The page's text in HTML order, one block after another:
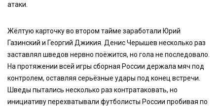
атаки.
Жёлтую карточку во втором тайме заработали Юрий
Газинский и Георгий Джикия. Денис Черышев несколько раз
заставлял шведов нервно поёжится, но гола не последовало.
На протяжении всей игры сборная России держала мяч под
контролем, оставляя серьёзные удары под конец встречи.
Шведы пытались несколько раз контратаковать, но
инициативу перехватывали футболисты России пробивая по